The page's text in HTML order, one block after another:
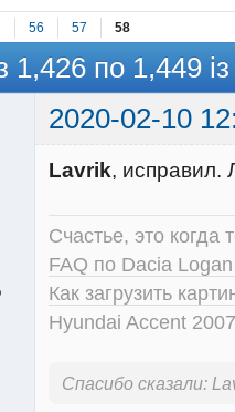
56 57 58
1,426 по 1,449
2020-02-10
Lavrik, исправил.
Счастье, это когда
FAQ по Dacia
Как загрузить
Hyundai Accent
Спасибо сказали: